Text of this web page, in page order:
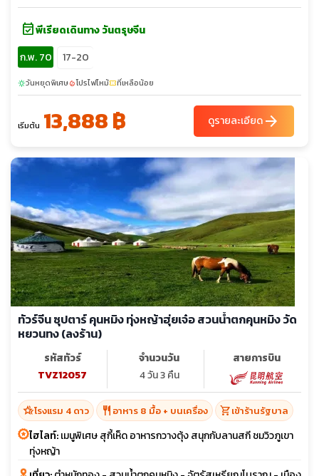
event_availableพีเรียดเดินทาง วันตรุษจีน
ก.พ. 70
17-20
sunnyวันหยุดพิเศษlocal_fire_departmentโปรไฟไหม้confirmation_numberที่เหลือน้อย
เริ่มต้น 13,888 ฿ ดูรายละเอียดarrow_forward
ทัวร์จีน ซุปตาร์ คุนหมิง ทุ่งหญ้าฮุ่ยเจ๋อ สวนน้ำตกคุนหมิง วัด
หยวนทง (ลงร้าน)
รหัสทัวร์
TVZ12057
จำนวนวัน
4 วัน 3 คืน
สายการบิน
hotel_classโรงแรม 4 ดาว restaurant อาหาร 8 มื้อ + บนเครื่อง shopping_cartเข้าร้านรัฐบาล
ไฮไลท์:เมนูพิเศษ สุกี้เห็ด อาหารกวางตุ้ง สนุกกับลานสกี ชมวิวภูเขา
ทุ่งหญ้า